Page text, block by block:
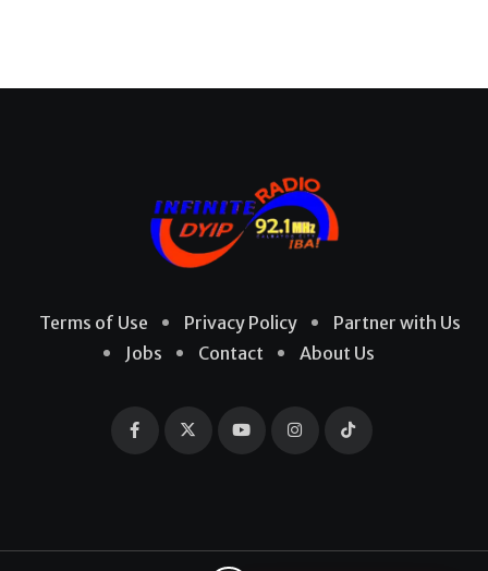
Terms of Use Privacy Policy
Partner with Us
Jobs
Contact About Us